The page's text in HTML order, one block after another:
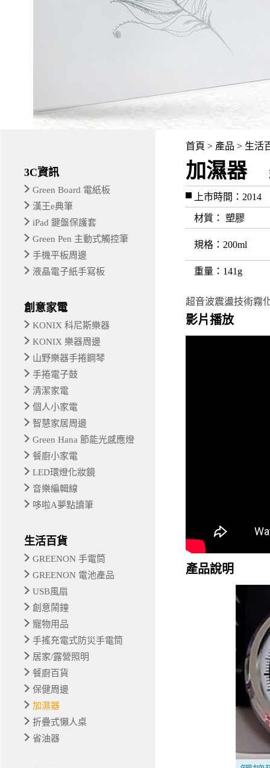
3C資訊
Green Board 電紙板
漢王e典筆
iPad 鍵盤保護套
Green Pen 主動式觸控筆
手機平板周邊
液晶電子紙手寫板
創意家電
KONIX 科尼斯樂器
KONIX 樂器周邊
山野樂器手捲鋼琴
手捲電子鼓
清潔家電
個人小家電
智慧家居周邊
Green Hana 節能光感應燈
餐廚小家電
LED環燈化妝鏡
音樂編輯線
哆啦A夢點讀筆
生活百貨
GREENON 手電筒
GREENON 電池產品
USB風扇
創意鬧鐘
寵物用品
手搖充電式防災手電筒
居家/露營照明
餐廚百貨
保健周邊
加濕器
折疊式懶人桌
省油器
首頁 > 產品 > 生活
加濕器
上市時間：2014
材質 ： 塑膠
規格 ：200ml
重量 ：141g
超音波震盪技術霧
影片播放
產品說明